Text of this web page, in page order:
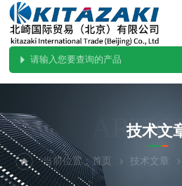
技术文
当前位置：首页 技术文章